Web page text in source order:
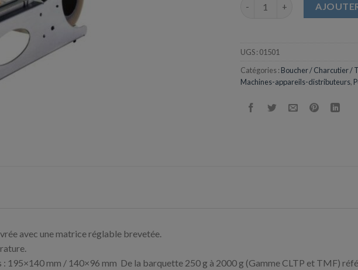
UGS : 01501
Catégories : Boucher / Charcutier /
Machines-appareils-distributeurs,
avec une matrice réglable brevetée.
195×140 mm / 140×96 mm De la barquette 250 g à 2000 g (Gamme CLTP et TMF)